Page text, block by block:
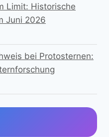
Limit: Historische
Juni 2026
bei Protosternen: